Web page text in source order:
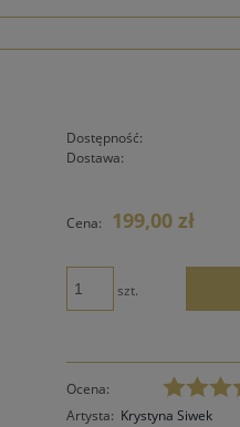
Dostępność:
Dostawa:
płatności
Cena: 199,00 zł
szt.
Ocena:
Artysta: Krystyna Siwek